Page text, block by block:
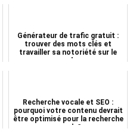
Générateur de trafic gratuit :
trouver des mots clés et
travailler sa notoriété sur le
web
Recherche vocale et SEO :
pourquoi votre contenu devrait
être optimisé pour la recherche
vocale?